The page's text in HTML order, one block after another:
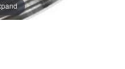
MIỄN PHÍ